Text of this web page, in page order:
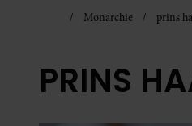
Monarchie prins
PRINS